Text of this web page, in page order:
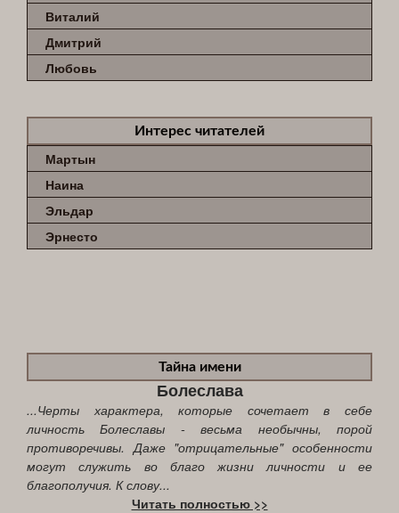
Виталий
Дмитрий
Любовь
Интерес читателей
Мартын
Наина
Эльдар
Эрнесто
Тайна имени
Болеслава
...Черты характера, которые сочетает в себе
личность Болеславы - весьма необычны, порой
противоречивы. Даже "отрицательные" особенности
могут служить во благо жизни личности и ее
благополучия. К слову...
Читать полностью >>